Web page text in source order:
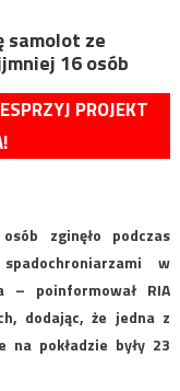
samolot ze
16 osób
PROJEKT
zginęło podczas
w
– poinformował RIA
dodając, że jedna z
pokładzie były 23